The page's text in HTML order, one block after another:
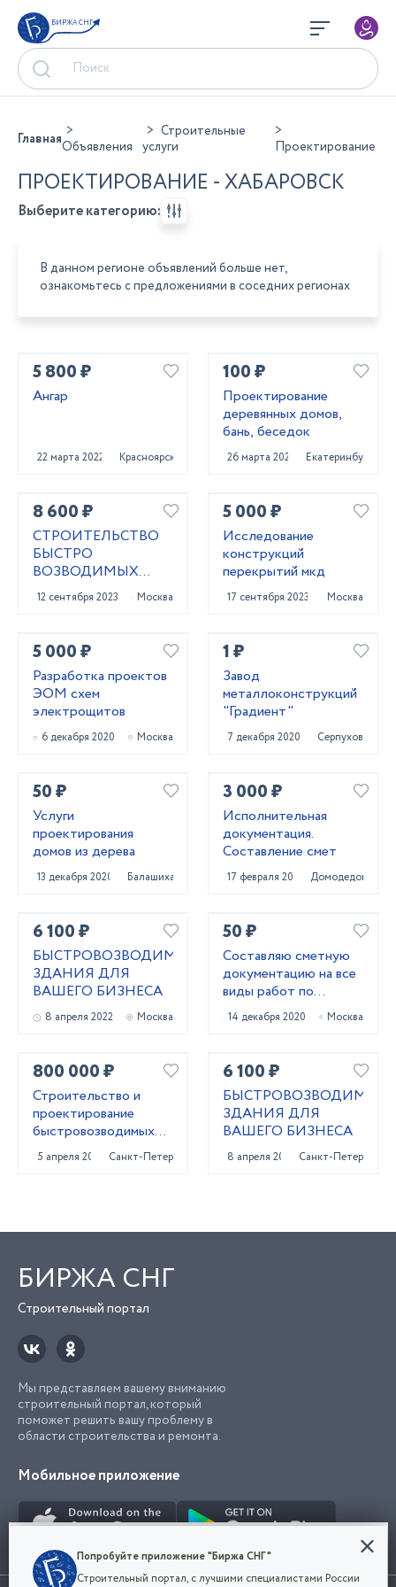
БИРЖА СНГ
ГлавнаяОбъявления
Строительные
услуги
Проектирование
ПРОЕКТИРОВАНИЕ - ХАБАРОВСК
Выберите категорию:
В данном регионе объявлений больше нет,
ознакомьтесь с предложениями в соседних регионах
5 800 ₽
Ангар
22 марта 2022 Красноярск
100 ₽
Проектирование
деревянных домов,
бань, беседок
26 марта 2022 Екатеринбург
8 600 ₽
СТРОИТЕЛЬСТВО
БЫСТРО
ВОЗВОДИМЫХ
ЗДАНИЙ
12 сентября 2023 Москва
5 000 ₽
Исследование
конструкций
перекрытий мкд
17 сентября 2023 Москва
5 000 ₽
Разработка проектов
ЭОМ схем
электрощитов
6 декабря 2020 Москва
1 ₽
Завод
металлоконструкций
"Градиент"
7 декабря 2020 Серпухов
50 ₽
Услуги
проектирования
домов из дерева
13 декабря 2020 Балашиха
3 000 ₽
Исполнительная
документация.
Составление смет
17 февраля 2022 Домодедово
6 100 ₽
БЫСТРОВОЗВОДИМЫЕ
ЗДАНИЯ ДЛЯ
ВАШЕГО БИЗНЕСА
8 апреля 2022 Москва
50 ₽
Составляю сметную
документацию на все
виды работ по
объектам любой
сложности
14 декабря 2020 Москва
800 000 ₽
Строительство и
проектирование
быстровозводимых
зданий для бизнеса
5 апреля 2024 Санкт-Петербург
6 100 ₽
БЫСТРОВОЗВОДИМЫЕ
ЗДАНИЯ ДЛЯ
ВАШЕГО БИЗНЕСА
8 апреля 2022 Санкт-Петербург
БИРЖА СНГ
Строительный портал
Мы представляем вашему вниманию
строительный портал, который
поможет решить вашу проблему в
области строительства и ремонта.
Мобильное приложение
Конфиденциальность
Мы используем файлы cookie, чтобы сделать
Попробуйте приложение "Биржа СНГ"
Строительный портал, с лучшими специалистами России